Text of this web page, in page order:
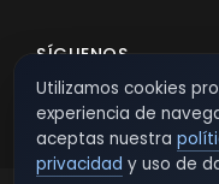
SÍGUENOS
Utilizamos cookies
experiencia de
aceptas nuestra
privacidad y uso de